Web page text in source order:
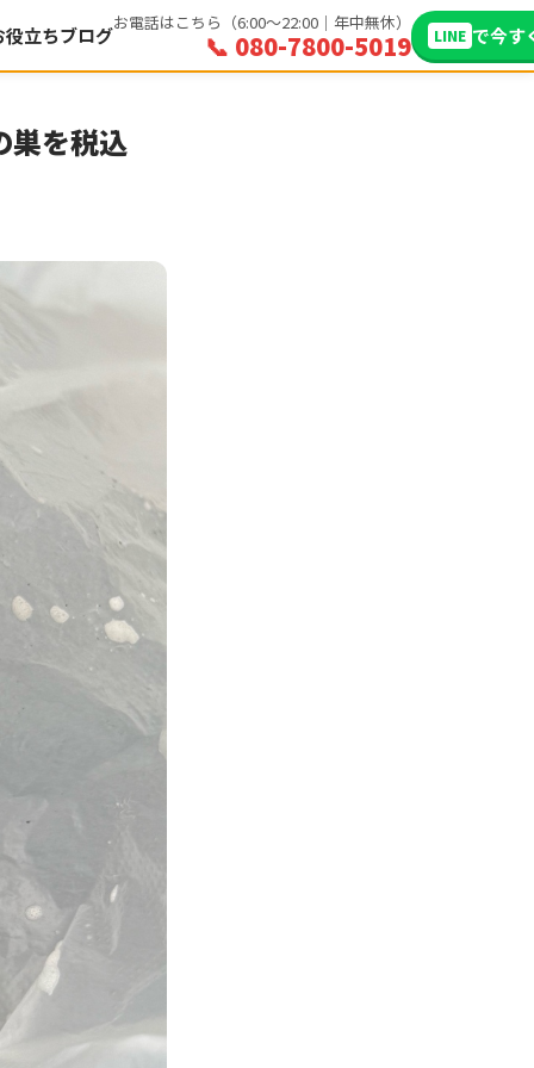
役立ちブログ
お電話はこちら（6:00〜22:00｜年中無休）
📞 080-7800-5019 LINE で今す
巣を税込